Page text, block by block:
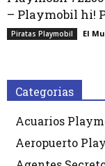
– Playmobil hi!
Piratas Playmobil El
Categorias
Acuarios
Aeropuerto